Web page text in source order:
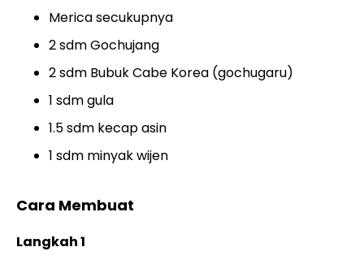
Merica secukupnya
2 sdm Gochujang
2 sdm Bubuk Cabe Korea (gochugaru)
1 sdm gula
1.5 sdm kecap asin
1 sdm minyak wijen
Cara Membuat
Langkah 1